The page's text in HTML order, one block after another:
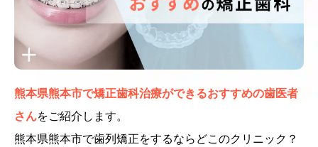
熊本県熊本市で矯正歯科治療ができるおすすめの歯医者
さんをご紹介します。
熊本県熊本市で歯列矯正をするならどこのクリニック？